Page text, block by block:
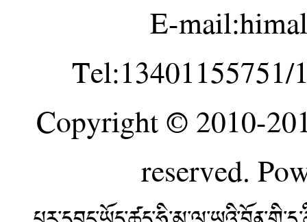
E-
Tel:13401155751/
Copyright © 2010-
reserved.